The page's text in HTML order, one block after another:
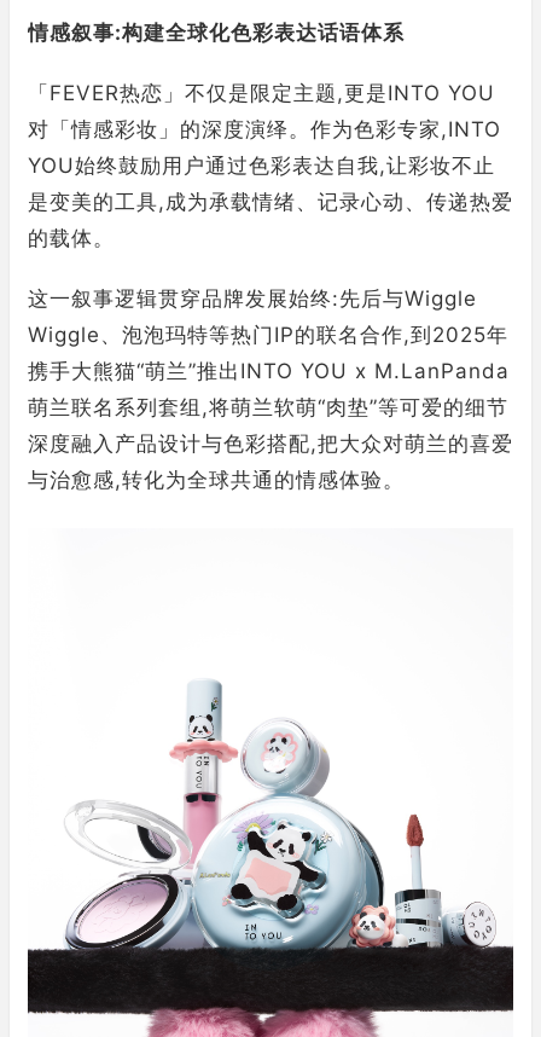
情感叙事:构建全球化色彩表达话语体系
「FEVER热恋」不仅是限定主题,更是INTO YOU
对「情感彩妆」的深度演绎。作为色彩专家,INTO
YOU始终鼓励用户通过色彩表达自我,让彩妆不止
是变美的工具,成为承载情绪、记录心动、传递热爱
的载体。
这一叙事逻辑贯穿品牌发展始终:先后与Wiggle
Wiggle、泡泡玛特等热门IP的联名合作,到2025年
携手大熊猫“萌兰”推出INTO YOU x M.LanPanda
萌兰联名系列套组,将萌兰软萌“肉垫”等可爱的细节
深度融入产品设计与色彩搭配,把大众对萌兰的喜爱
与治愈感,转化为全球共通的情感体验。